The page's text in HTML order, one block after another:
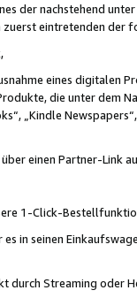
der nachstehend
eintretenden der
eines digitalen
die unter dem
„Kindle
einen Partner-Link
1-Click-
in seinen
durch Streaming oder